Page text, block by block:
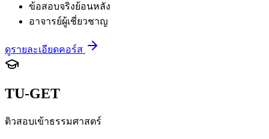
ข้อสอบจริงย้อนหลัง
อาจารย์ผู้เชี่ยวชาญ
ดูรายละเอียดคอร์ส
TU-GET
ติวสอบเข้าธรรมศาสตร์